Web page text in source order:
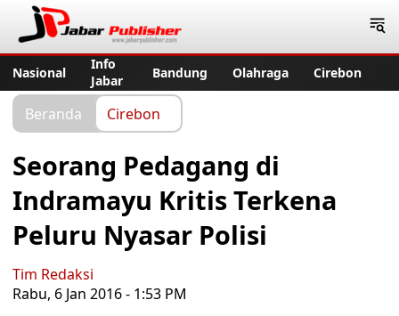
Nasional
Info
Jabar
Bandung Olahraga Cirebon
Beranda Cirebon
Seorang Pedagang di
Indramayu Kritis Terkena
Peluru Nyasar Polisi
Tim Redaksi
Rabu, 6 Jan 2016 - 1:53 PM